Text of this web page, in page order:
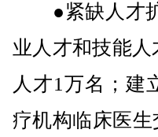
●紧缺人才扩
业人才和技能
人才1万名；建
疗机构临床医